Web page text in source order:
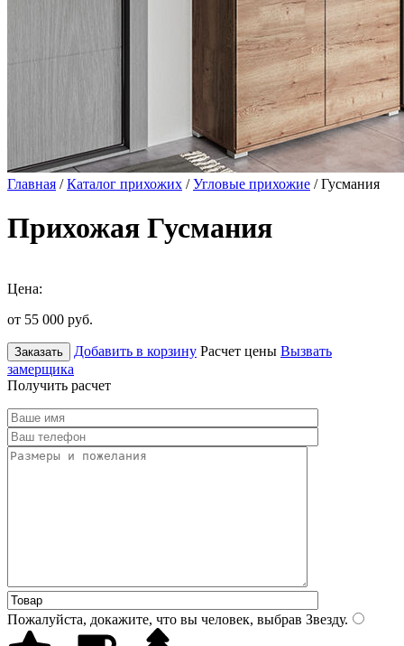
Главная /Каталог прихожих /Угловые прихожие / Гусмания
Прихожая Гусмания
Цена:
от 55 000 руб.
Заказать Добавить в корзину Расчет цены Вызвать
замерщика
Получить расчет
Пожалуйста, докажите, что вы человек, выбрав Звезду.